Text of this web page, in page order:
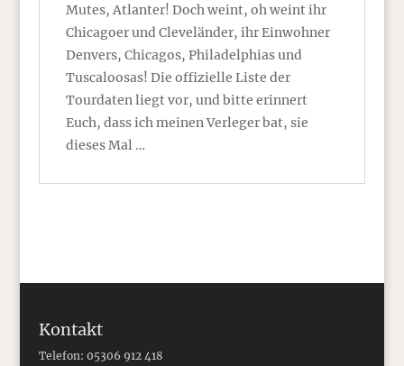
Mutes, Atlanter! Doch weint, oh weint ihr
Chicagoer und Cleveländer, ihr Einwohner
Denvers, Chicagos, Philadelphias und
Tuscaloosas! Die offizielle Liste der
Tourdaten liegt vor, und bitte erinnert
Euch, dass ich meinen Verleger bat, sie
dieses Mal …
Kontakt
Telefon: 05306 912 418